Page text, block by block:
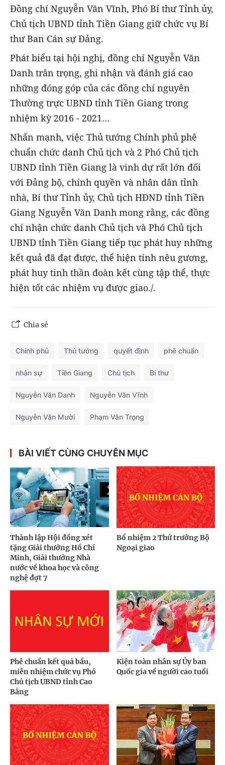
Đồng chí Nguyễn Văn Vĩnh, Phó Bí thư Tỉnh ủy,
Chủ tịch UBND tỉnh Tiền Giang giữ chức vụ Bí
thư Ban Cán sự Đảng.
Phát biểu tại hội nghị, đồng chí Nguyễn Văn
Danh trân trọng, ghi nhận và đánh giá cao
những đóng góp của các đồng chí nguyên
Thường trực UBND tỉnh Tiền Giang trong
nhiệm kỳ 2016 - 2021…
Nhấn mạnh, việc Thủ tướng Chính phủ phê
chuẩn chức danh Chủ tịch và 2 Phó Chủ tịch
UBND tỉnh Tiền Giang là vinh dự rất lớn đối
với Đảng bộ, chính quyền và nhân dân tỉnh
nhà, Bí thư Tỉnh ủy, Chủ tịch HĐND tỉnh Tiền
Giang Nguyễn Văn Danh mong rằng, các đồng
chí nhận chức danh Chủ tịch và Phó Chủ tịch
UBND tỉnh Tiền Giang tiếp tục phát huy những
kết quả đã đạt được, thể hiện tính nêu gương,
phát huy tinh thần đoàn kết cùng tập thể, thực
hiện tốt các nhiệm vụ được giao./.
Chia sẻ
Chính phủ Thủ tướng quyết định phê chuẩn
nhân sự Tiền Giang Chủ tịch Bí thư
Nguyễn Văn Danh Nguyễn Văn Vĩnh
Nguyễn Văn Mười Phạm Văn Trọng
BÀI VIẾT CÙNG CHUYÊN MỤC
Thành lập Hội đồng xét
tặng Giải thưởng Hồ Chí
Minh, Giải thưởng Nhà
nước về khoa học và công
nghệ đợt 7
Bổ nhiệm 2 Thứ trưởng Bộ
Ngoại giao
Phê chuẩn kết quả bầu,
miễn nhiệm chức vụ Phó
Chủ tịch UBND tỉnh Cao
Bằng
Kiện toàn nhân sự Ủy ban
Quốc gia về người cao tuổi